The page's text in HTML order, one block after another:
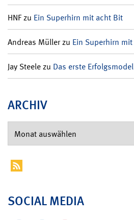
HNFzu Ein Superhirn mit acht Bit
Andreas Müllerzu Ein Superhirn
Jay Steelezu Das erste
ARCHIV
SOCIAL MEDIA